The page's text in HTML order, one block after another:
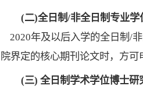
(二)全日制/非全日制专业学
2020年及以后入学的全日制 /
院界定的核心期刊论文时，方可
(三) 全日制学术学位博士研